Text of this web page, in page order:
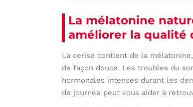
La mélatonine
améliorer la qualité
La cerise contient de la
de façon douce. Les troubles du
hormonales intenses durant les
de journée peut vous aider à